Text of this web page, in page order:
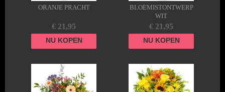
ORANJE PRACHT
€ 21,95
NU KOPEN
BLOEMISTONTWERP
WIT
€ 21,95
NU KOPEN